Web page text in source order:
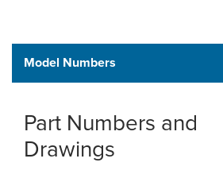
Model Numbers
Part Numbers and
Drawings